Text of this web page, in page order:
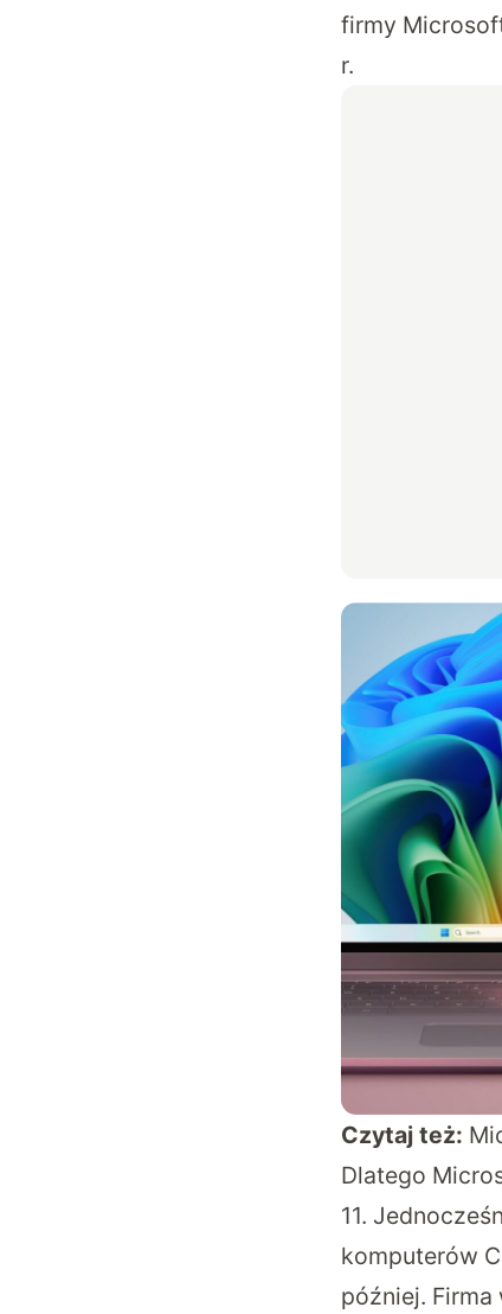
firmy
r.
Czytaj też:
Dlatego
11.
komputerów
później. Firma